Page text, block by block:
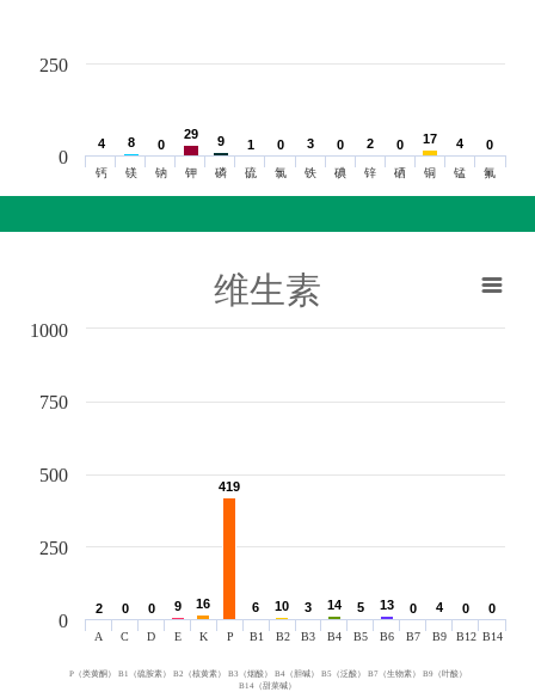
4
4 8
8 0
0
29
29 9
9 1
1 0
0 3
3 0
0 2
2 0
0 17
17 4
4 0
0
钙 镁 钠 钾 磷 硫 氯 铁 碘 锌 硒 铜 锰 氟
0
250
维生素
2
2 0
0 0
0 9
9 16
16
419
419
6
6 10
10 3
3 14
14 5
5 13
13 0
0 4
4 0
0 0
0
A C D E K P B1 B2 B3 B4 B5 B6 B7 B9 B12 B14
0
250
500
750
1000
P（类黄酮） B1（硫胺素） B2（核黄素） B3（烟酸） B4（胆碱） B5（泛酸） B7（生物素） B9（叶酸）
B14（甜菜碱）